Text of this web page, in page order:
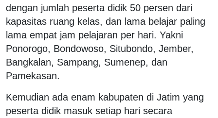
dengan jumlah peserta didik 50 persen dari
kapasitas ruang kelas, dan lama belajar paling
lama empat jam pelajaran per hari. Yakni
Ponorogo, Bondowoso, Situbondo, Jember,
Bangkalan, Sampang, Sumenep, dan
Pamekasan.
Kemudian ada enam kabupaten di Jatim yang
peserta didik masuk setiap hari secara